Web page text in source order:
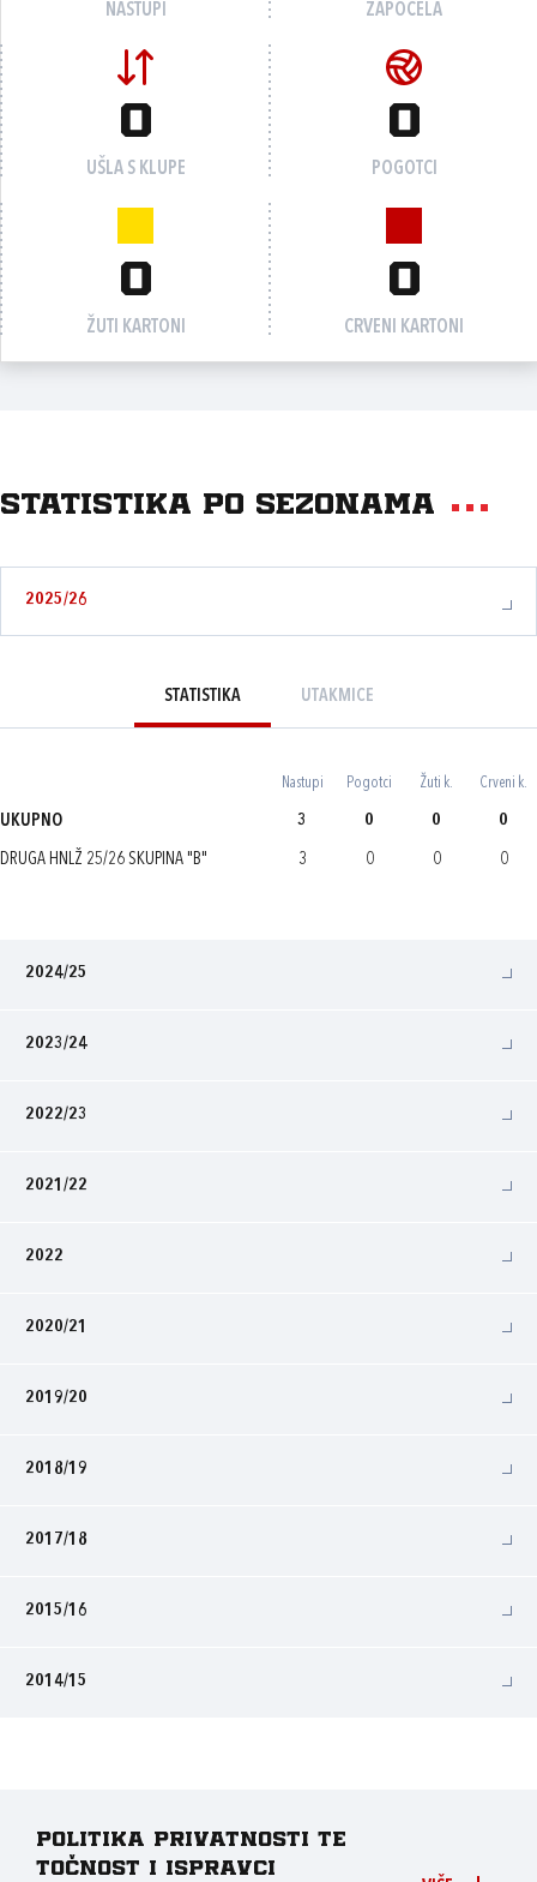
NASTUPI ZAPOČELA
0
UŠLA S KLUPE
0
POGOTCI
0
ŽUTI KARTONI
0
CRVENI KARTONI
Statistika po sezonama
2025/26
STATISTIKA UTAKMICE
Nastupi Pogotci Žuti k. Crveni k.
UKUPNO 3 0 0 0
DRUGA HNLŽ 25/26 SKUPINA "B" 3 0 0 0
2024/25
2023/24
2022/23
2021/22
2022
2020/21
2019/20
2018/19
2017/18
2015/16
2014/15
Politika privatnosti te
točnost i ispravci